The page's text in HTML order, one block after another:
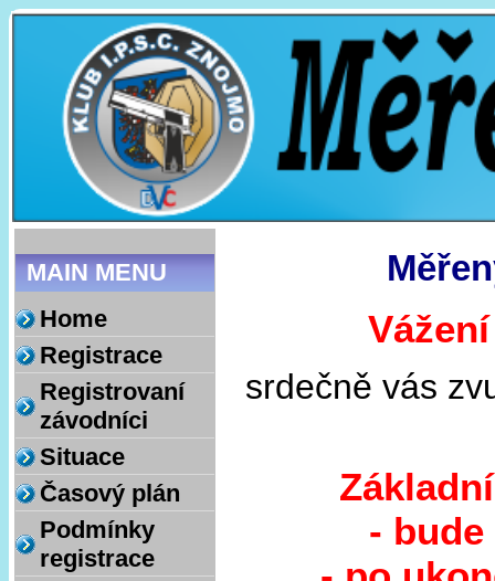
MAIN MENU
Home
Registrace
Registrovaní
závodníci
Situace
Časový plán
Podmínky
registrace
srdečně vás
-